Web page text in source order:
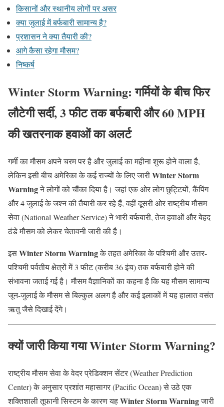
किसानों और स्थानीय लोगों पर असर
क्या जुलाई में बर्फबारी सामान्य है?
प्रशासन ने क्या तैयारी की?
आगे कैसा रहेगा मौसम?
निष्कर्ष
Winter Storm Warning: गर्मियों के बीच फिर
लौटेगी सर्दी, 3 फीट तक बर्फबारी और 60 MPH
की खतरनाक हवाओं का अलर्ट
गर्मी का मौसम अपने चरम पर है और जुलाई का महीना शुरू होने वाला है,
लेकिन इसी बीच अमेरिका के कई राज्यों के लिए जारीWinter Storm
Warningने लोगों को चौंका दिया है। जहां एक ओर लोग छुट्टियों, कैंपिंग
और 4 जुलाई के जश्न की तैयारी कर रहे हैं, वहीं दूसरी ओर राष्ट्रीय मौसम
सेवा (National Weather Service) ने भारी बर्फबारी, तेज हवाओं और बेहद
ठंडे मौसम को लेकर चेतावनी जारी की है।
इसWinter Storm Warningके तहत अमेरिका के पश्चिमी और उत्तर-
पश्चिमी पर्वतीय क्षेत्रों में 3 फीट (करीब 36 इंच) तक बर्फबारी होने की
संभावना जताई गई है। मौसम वैज्ञानिकों का कहना है कि यह मौसम सामान्य
जून-जुलाई के मौसम से बिल्कुल अलग है और कई इलाकों में यह हालात वसंत
ऋतु जैसे दिखाई देंगे।
क्यों जारी किया गया Winter Storm Warning?
राष्ट्रीय मौसम सेवा के वेदर प्रेडिक्शन सेंटर (Weather Prediction
Center) के अनुसार प्रशांत महासागर (Pacific Ocean) से उठे एक
शक्तिशाली तूफानी सिस्टम के कारण यहWinter Storm Warningजारी